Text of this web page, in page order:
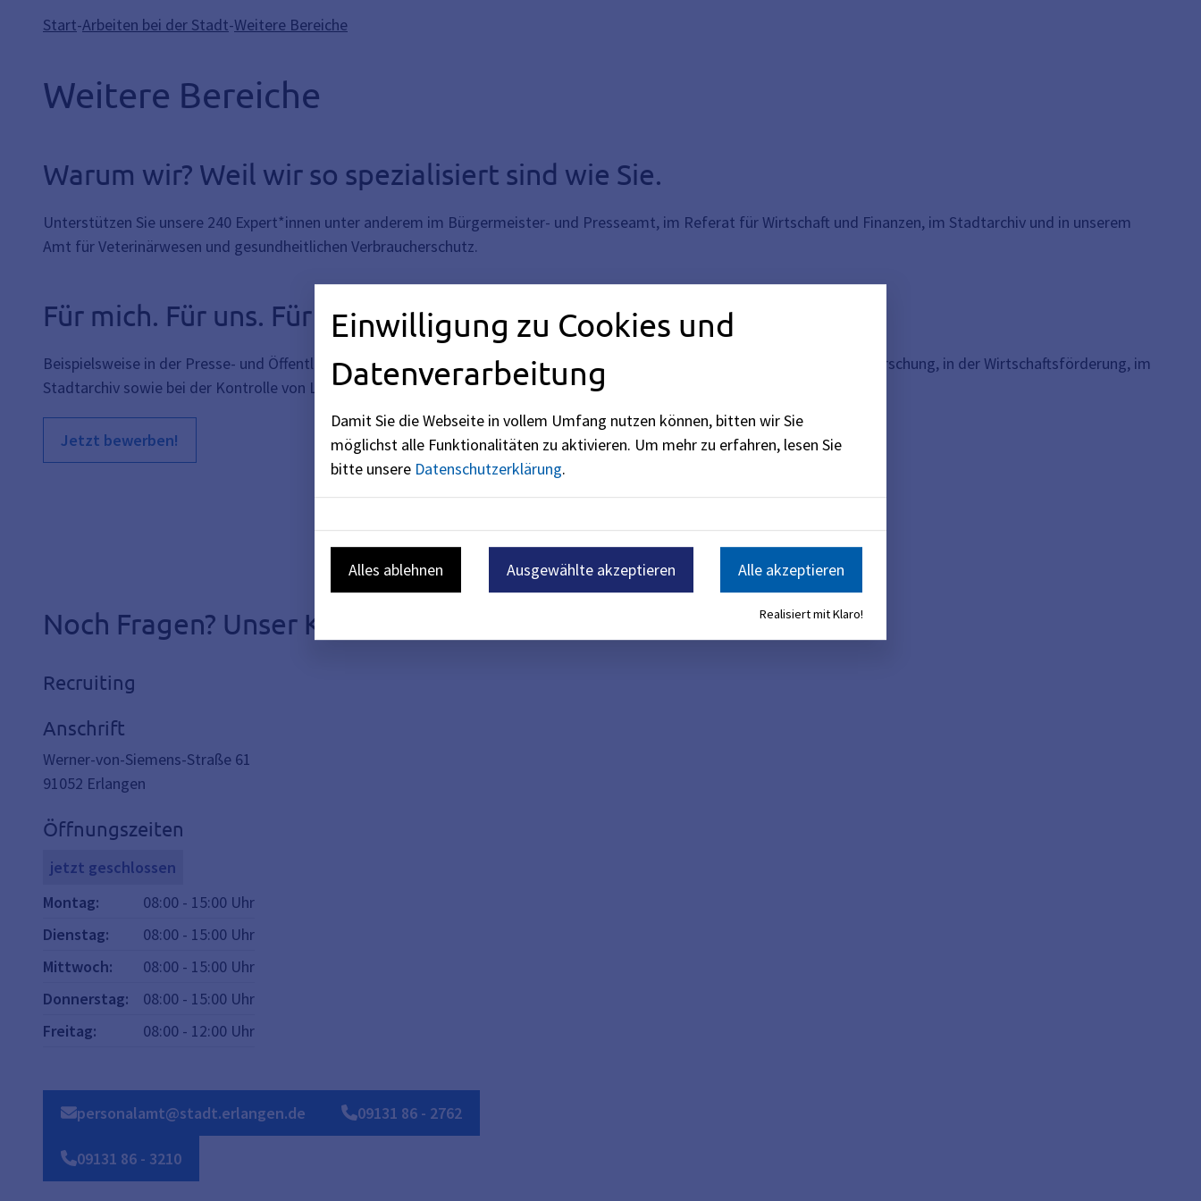
Start-Arbeiten bei der Stadt-Weitere Bereiche
Weitere Bereiche
Warum wir? Weil wir so spezialisiert sind wie Sie.
Unterstützen Sie unsere 240 Expert*innen unter anderem im Bürgermeister- und Presseamt, im Referat für Wirtschaft und Finanzen, im Stadtarchiv und in unserem
Amt für Veterinärwesen und gesundheitlichen Verbraucherschutz.
Für mich. Für uns. Für Erlangen.
Beispielsweise in der Presse- und Öffentlichkeitsarbeit, im Büro für Chancengleichheit und Vielfalt, in der Statistik und Stadtforschung, in der Wirtschaftsförderung, im
Stadtarchiv sowie bei der Kontrolle von Lebensmittelbetrieben und der Landwirtschaft.
Jetzt bewerben!
Noch Fragen? Unser Kontakt.
Recruiting
Anschrift
Werner-von-Siemens-Straße 61
91052 Erlangen
Öffnungszeiten
jetzt geschlossen
Montag: 08:00 - 15:00 Uhr
Dienstag: 08:00 - 15:00 Uhr
Mittwoch: 08:00 - 15:00 Uhr
Donnerstag: 08:00 - 15:00 Uhr
Freitag: 08:00 - 12:00 Uhr
personalamt@stadt.erlangen.de 09131 86 - 2762
09131 86 - 3210
Einwilligung zu Cookies und
Datenverarbeitung
Damit Sie die Webseite in vollem Umfang nutzen können, bitten wir Sie
möglichst alle Funktionalitäten zu aktivieren. Um mehr zu erfahren, lesen Sie
bitte unsere Datenschutzerklärung.
Alles ablehnen Ausgewählte akzeptieren Alle akzeptieren
Realisiert mit Klaro!